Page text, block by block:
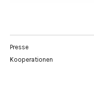
Presse
Kooperationen